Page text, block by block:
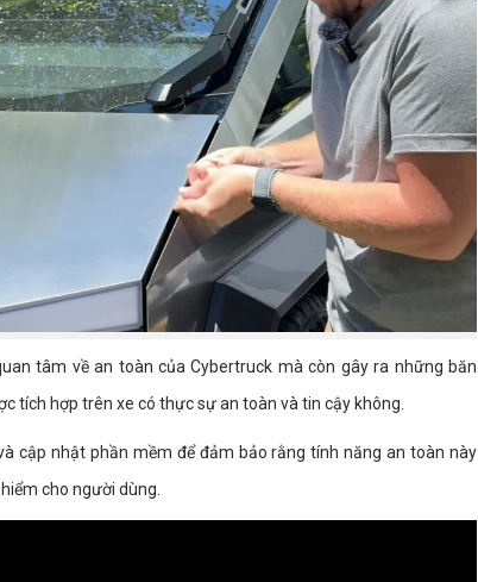
tâm về an toàn của Cybertruck mà còn gây ra những băn
tích hợp trên xe có thực sự an toàn và tin cậy không.
cập nhật phần mềm để đảm bảo rằng tính năng an toàn này
cho người dùng.